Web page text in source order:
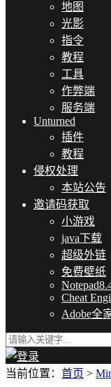
地图
光影
指令
教程
工具
作弊端
服务端
Unturned
插件
教程
侵权处理
本站公告
邀请码获取
小游戏
java下载
超级外链
免费壁纸
Cheat
Adobe全
当前位置： 首页 >